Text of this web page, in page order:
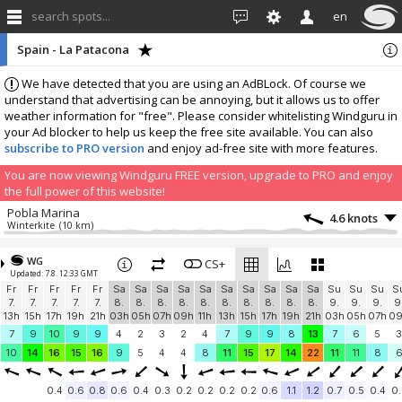
search spots... en
We have detected that you are using an AdBLock. Of course we
understand that advertising can be annoying, but it allows us to offer
weather information for "free". Please consider whitelisting Windguru in
your Ad blocker to help us keep the free site available. You can also
subscribe to PRO version and enjoy ad-free site with more features.
You are now viewing Windguru FREE version, upgrade to PRO and enjoy
the full power of this website!
Spain - La Patacona
Pobla Marina
Winterkite (10 km) 4.6 knots
BonVol Milagrosa
Windbird 2135 (18.2 km)
ALAS DE F - Petrés
Windbird 2002 (23.4 km)
8.1 knots
Carlet
MeteoCarlet G.P. Suministros
4 knots
Benimodo
MeteoBenimodo (34.1 km)
8.5 knots
Carlet Caseta del Banc
WG
Updated: 7.8. 12:33 GMT
CS+
Fr
7.
13h
Fr
7.
15h
Fr
7.
17h
Fr
7.
19h
Fr
7.
21h
Sa
8.
03h
Sa
8.
05h
Sa
8.
07h
Sa
8.
09h
Sa
8.
11h
Sa
8.
13h
Sa
8.
15h
Sa
8.
17h
Sa
8.
19h
Sa
8.
21h
Su
9.
03h
Su
9.
05h
Su
9.
07h
7
9 10 9 9 4 2 3 2 4 7 9 9 8 13 7 6 5
3
10
14 16 15 16 9 5 4 4 8 11 15 17 14 22 11 11 8 6
0.4 0.6 0.8 0.6 0.4 0.3 0.2 0.2 0.2 0.2 0.6 1.1 1.2 0.7 0.5 0.4